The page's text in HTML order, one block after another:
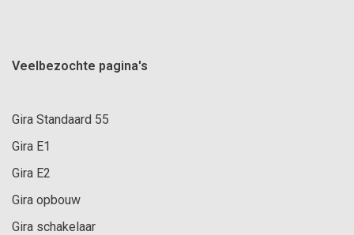
Veelbezochte pagina's
Gira Standaard 55
Gira E1
Gira E2
Gira opbouw
Gira schakelaar